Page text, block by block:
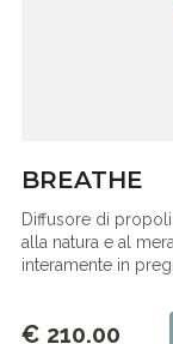
BREATHE
Diffusore di
alla natura e al
interamente in
€ 210.00